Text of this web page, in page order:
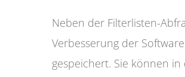
Neben der Filterlisten-
Verbesserung der
gespeichert. Sie können